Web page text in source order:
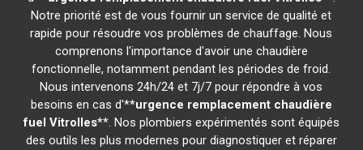
Notre priorité est de vous fournir un service de qualité et
rapide pour résoudre vos problèmes de chauffage. Nous
comprenons l'importance d'avoir une chaudière
fonctionnelle, notamment pendant les périodes de froid.
Nous intervenons 24h/24 et 7j/7 pour répondre à vos
besoins en cas d'**urgence remplacement chaudière
fuel Vitrolles**. Nos plombiers expérimentés sont équipés
des outils les plus modernes pour diagnostiquer et réparer